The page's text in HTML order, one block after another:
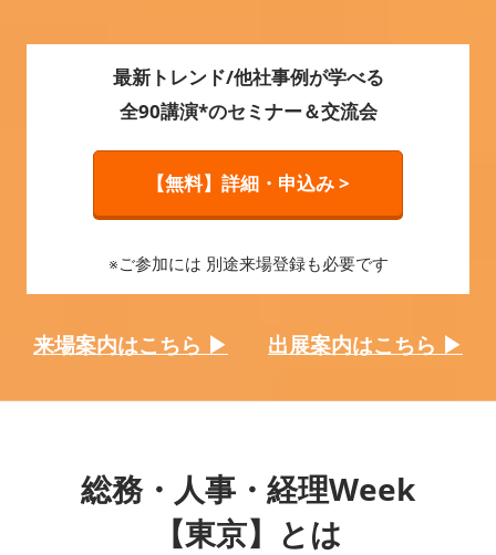
最新トレンド/他社事例が学べる
全90講演*のセミナー＆交流会
【無料】詳細・申込み >
※ご参加には 別途来場登録も必要です
来場案内はこちら ▶ 出展案内はこちら ▶
総務・人事・経理Week
【東京】とは